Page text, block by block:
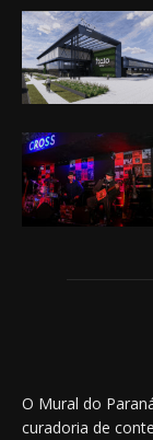
O Mural do
curadoria de